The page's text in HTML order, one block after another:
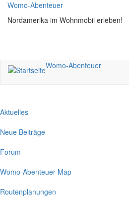
Direkt
zum
Inhalt
Womo-Abenteuer
Nordamerika im Wohnmobil erleben!
Womo-Abenteuer
Aktuelles
Neue Beiträge
Forum
Womo-Abenteuer-Map
Routenplanungen